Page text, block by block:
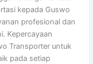
kepada Guswo
profesional dan
Kepercayaan
Transporter untuk
pada setiap